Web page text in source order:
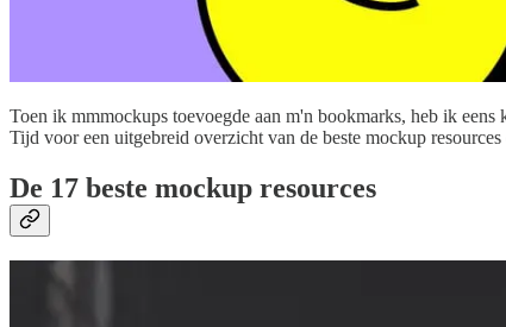
Toen ik mmmockups toevoegde aan m'n bookmarks, heb ik
Tijd voor een uitgebreid overzicht van de beste mockup
De 17 beste mockup resources